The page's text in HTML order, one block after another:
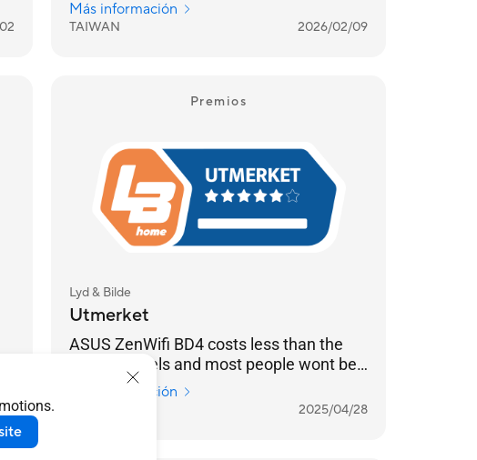
Más información
TAIWAN 2026/02/09
Premios
Lyd & Bilde
Utmerket
ASUS ZenWifi BD4 costs less than the
luxury models and most people wont be
able to tell the difference
Más información
2025/04/28